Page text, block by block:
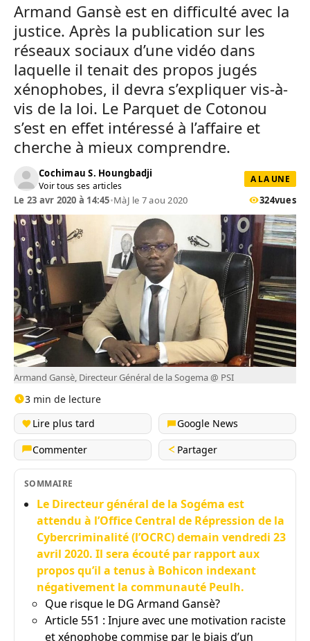
Armand Gansè est en difficulté avec la
justice. Après la publication sur les
réseaux sociaux d’une vidéo dans
laquelle il tenait des propos jugés
xénophobes, il devra s’expliquer vis-à-
vis de la loi. Le Parquet de Cotonou
s’est en effet intéressé à l’affaire et
cherche à mieux comprendre.
Cochimau S. Houngbadji
Voir tous ses articles
A LA UNE
Le 23 avr 2020 à 14:45•MàJ le 7 aou 2020 324vues
Armand Gansè, Directeur Général de la Sogema @ PSI
3 min de lecture
Lire plus tard
Google News
Commenter
Partager
SOMMAIRE
Le Directeur général de la Sogéma est
attendu à l’Office Central de Répression de la
Cybercriminalité (l’OCRC) demain vendredi 23
avril 2020. Il sera écouté par rapport aux
propos qu’il a tenus à Bohicon indexant
négativement la communauté Peulh.
Que risque le DG Armand Gansè?
Article 551 : Injure avec une motivation raciste
et xénophobe commise par le biais d’un